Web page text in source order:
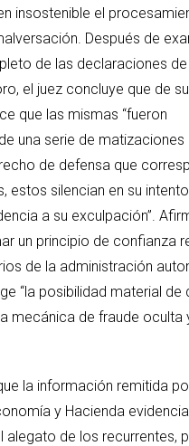
insostenible el
Después de
de las declaraciones de
el juez concluye que de
que las mismas “fueron
una serie de matizaciones
de defensa que
estos silencian en su
a su exculpación”.
un principio de confianza
de la administración
“la posibilidad material de
mecánica de fraude oculta
la información remitida
y Hacienda
alegato de los recurrentes,